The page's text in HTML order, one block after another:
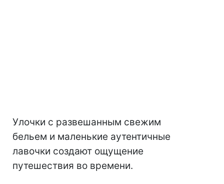
Улочки с развешанным свежим
бельем и маленькие аутентичные
лавочки создают ощущение
путешествия во времени.